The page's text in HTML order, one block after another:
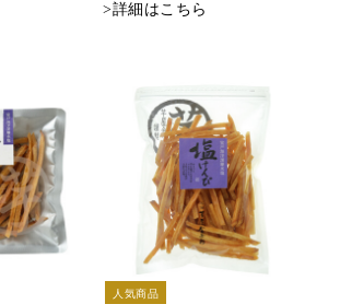
>詳細はこちら
人気商品